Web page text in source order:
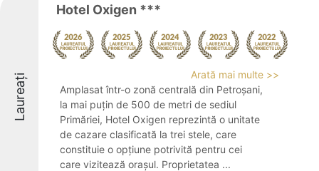
Laureați
Hotel Oxigen ***
Arată mai multe >>
Amplasat într-o zonă centrală din Petroșani,
la mai puțin de 500 de metri de sediul
Primăriei, Hotel Oxigen reprezintă o unitate
de cazare clasificată la trei stele, care
constituie o opțiune potrivită pentru cei
care vizitează orașul. Proprietatea ...